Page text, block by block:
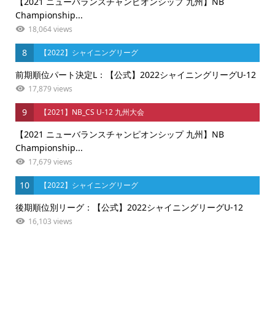
Championship...
18,064 views
8 【2022】シャイニングリーグ
前期順位パート決定L：【公式】2022シャイニングリーグU-12
17,879 views
9 【2021】NB_CS U-12 九州大会
【2021 ニューバランスチャンピオンシップ 九州】NB
Championship...
17,679 views
10 【2022】シャイニングリーグ
後期順位別リーグ：【公式】2022シャイニングリーグU-12
16,103 views